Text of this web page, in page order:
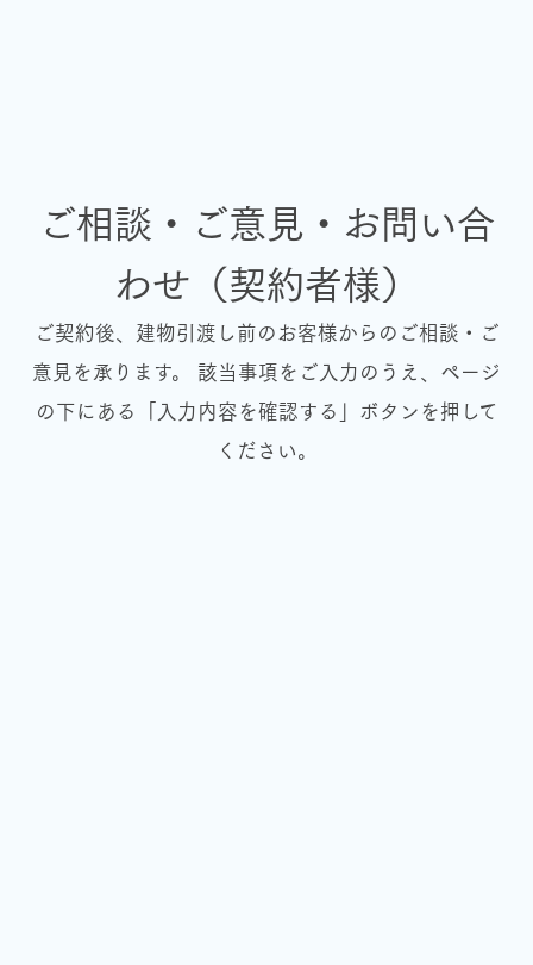
ご相談・ご意見・お問い合
わせ（契約者様）
ご契約後、建物引渡し前のお客様からのご相談・ご
意見を承ります。
該当事項をご入力のうえ、ページ
の下にある「入力内容を確認する」ボタンを押して
ください。